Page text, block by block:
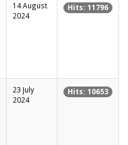
14 August
2024
Hits: 11796
23 July
2024
Hits: 10653